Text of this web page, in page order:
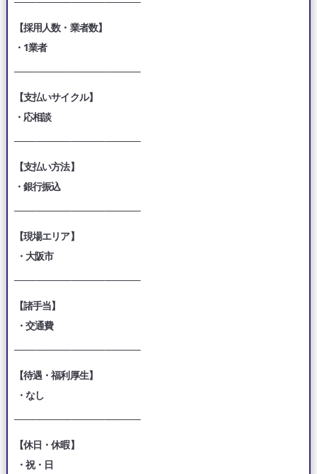
【採用人数・業者数】
・1業者
【支払いサイクル】
・応相談
【支払い方法】
・銀行振込
【現場エリア】
・大阪市
【諸手当】
・交通費
【待遇・福利厚生】
・なし
【休日・休暇】
・祝・日